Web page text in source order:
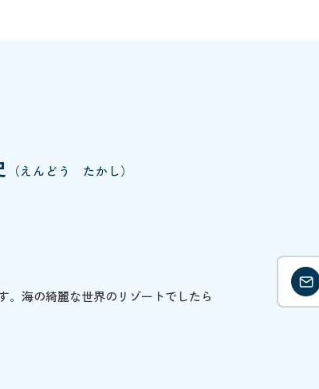
（えんどう たかし）
。海の綺麗な世界のリゾートでしたら